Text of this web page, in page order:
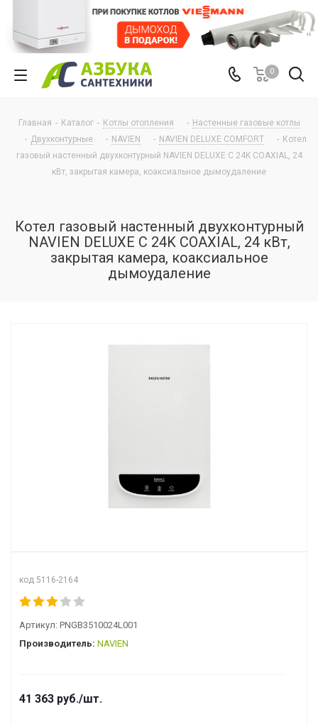
0
Главная - Каталог - Котлы отопления - Настенные газовые котлы
- Двухконтурные - NAVIEN - NAVIEN DELUXE COMFORT - Котел
газовый настенный двухконтурный NAVIEN DELUXE С 24K COAXIAL, 24
кВт, закрытая камера, коаксиальное дымоудаление
Котел газовый настенный двухконтурный
NAVIEN DELUXE С 24K COAXIAL, 24 кВт,
закрытая камера, коаксиальное
дымоудаление
код 5116-2164
Артикул: PNGB3510024L001
Производитель: NAVIEN
41 363 руб./шт.